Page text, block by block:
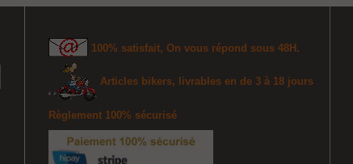
100% satisfait, On vous répond sous 48H.
Articles bikers, livrables en de 3 à 18 jours
Règlement 100% sécurisé